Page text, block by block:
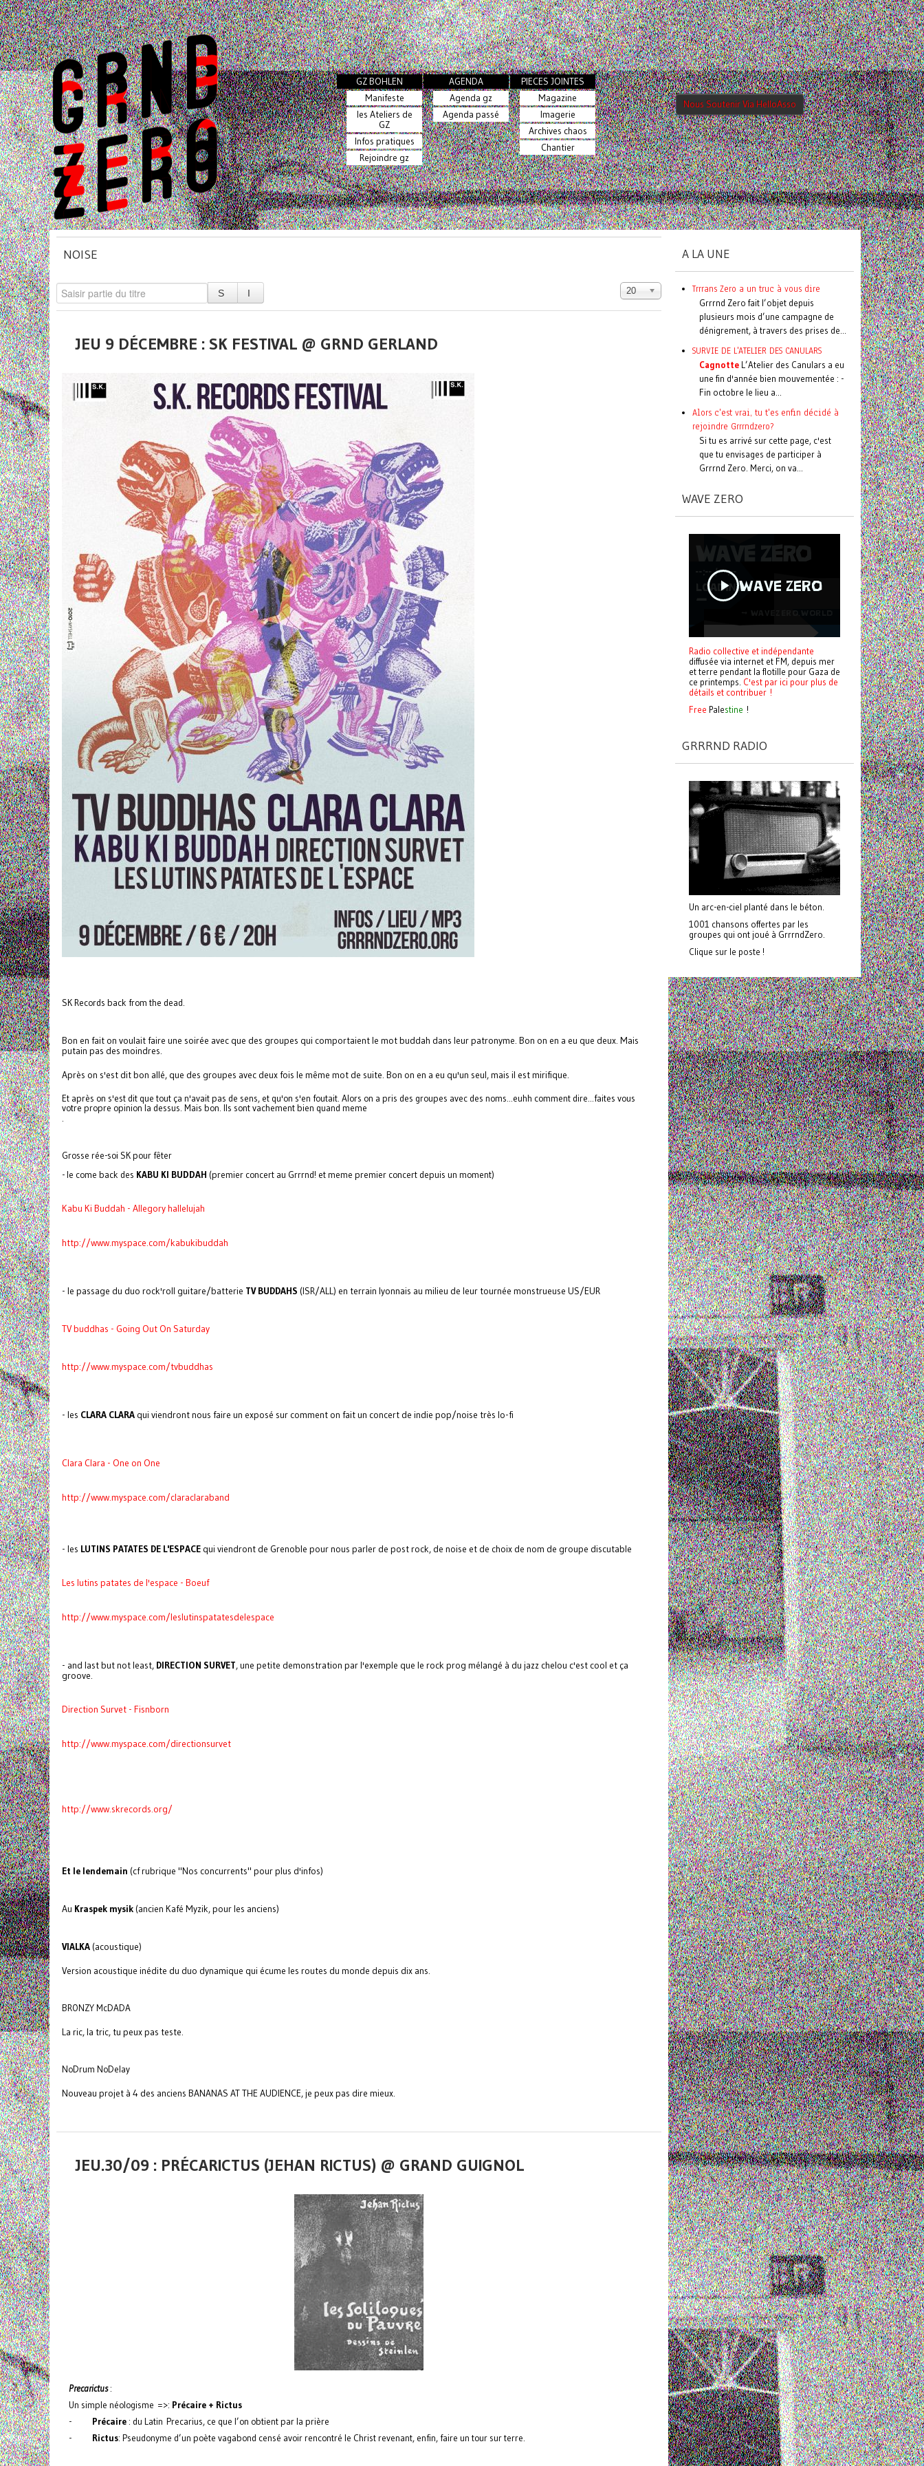
GZ BOHLEN
Manifeste
les Ateliers de
GZ
Infos pratiques
Rejoindre gz
AGENDA
Agenda gz
Agenda passé
PIECES JOINTES
Magazine
Imagerie
Archives chaos
Chantier
Nous Soutenir Via HelloAsso
NOISE
20
JEU 9 DÉCEMBRE : SK FESTIVAL @ GRND GERLAND
SK Records back from the dead.
Bon en fait on voulait faire une soirée avec que des groupes qui comportaient le mot buddah dans leur patronyme. Bon on en a eu que deux. Mais
putain pas des moindres.
Après on s'est dit bon allé, que des groupes avec deux fois le même mot de suite. Bon on en a eu qu'un seul, mais il est mirifique.
Et après on s'est dit que tout ça n'avait pas de sens, et qu'on s'en foutait. Alors on a pris des groupes avec des noms...euhh comment dire...faites vous
votre propre opinion la dessus. Mais bon. Ils sont vachement bien quand meme
.
Grosse rée-soi SK pour fêter
- le come back des KABU KI BUDDAH (premier concert au Grrrnd! et meme premier concert depuis un moment)
Kabu Ki Buddah - Allegory hallelujah
http://www.myspace.com/kabukibuddah
- le passage du duo rock'roll guitare/batterie TV BUDDAHS (ISR/ALL) en terrain lyonnais au milieu de leur tournée monstrueuse US/EUR
TV buddhas - Going Out On Saturday
http://www.myspace.com/tvbuddhas
- les CLARA CLARA qui viendront nous faire un exposé sur comment on fait un concert de indie pop/noise très lo-fi
Clara Clara - One on One
http://www.myspace.com/claraclaraband
- les LUTINS PATATES DE L'ESPACE qui viendront de Grenoble pour nous parler de post rock, de noise et de choix de nom de groupe discutable
Les lutins patates de l'espace - Boeuf
http://www.myspace.com/leslutinspatatesdelespace
- and last but not least, DIRECTION SURVET, une petite demonstration par l'exemple que le rock prog mélangé à du jazz chelou c'est cool et ça
groove.
Direction Survet - Fisnborn
http://www.myspace.com/directionsurvet
http://www.skrecords.org/
Et le lendemain (cf rubrique "Nos concurrents" pour plus d'infos)
Au Kraspek mysik (ancien Kafé Myzik, pour les anciens)
VIALKA (acoustique)
Version acoustique inédite du duo dynamique qui écume les routes du monde depuis dix ans.
BRONZY McDADA
La ric, la tric, tu peux pas teste.
NoDrum NoDelay
Nouveau projet à 4 des anciens BANANAS AT THE AUDIENCE, je peux pas dire mieux.
JEU.30/09 : PRÉCARICTUS (JEHAN RICTUS) @ GRAND GUIGNOL
Precarictus:
Un simple néologisme =>: Précaire + Rictus
- Précaire : du Latin Precarius, ce que l’on obtient par la prière
- Rictus: Pseudonyme d’un poète vagabond censé avoir rencontré le Christ revenant, enfin, faire un tour sur terre.
A LA UNE
Trrrans Zero a un truc à vous dire
Grrrnd Zero fait l’objet depuis
plusieurs mois d’une campagne de
dénigrement, à travers des prises de...
SURVIE DE L'ATELIER DES CANULARS
Cagnotte L’Atelier des Canulars a eu
une fin d'année bien mouvementée : -
Fin octobre le lieu a...
Alors c'est vrai, tu t'es enfin décidé à
rejoindre Grrrndzero?
Si tu es arrivé sur cette page, c'est
que tu envisages de participer à
Grrrnd Zero. Merci, on va...
WAVE ZERO
Radio collective et indépendante
diffusée via internet et FM, depuis mer
et terre pendant la flotille pour Gaza de
ce printemps. C'est par ici pour plus de
détails et contribuer !
Free Palestine !
GRRRND RADIO
Un arc-en-ciel planté dans le béton.
1001 chansons offertes par les
groupes qui ont joué à GrrrndZero.
Clique sur le poste !